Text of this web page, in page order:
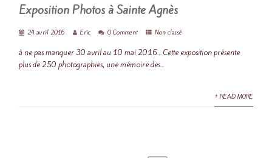
Exposition Photos à Sainte Agnès
24 avril 2016 Eric 0 Comment Non classé
à ne pas manquer 30 avril au 10 mai 2016… Cette exposition présente
plus de 250 photographies, une mémoire des...
+ READ MORE